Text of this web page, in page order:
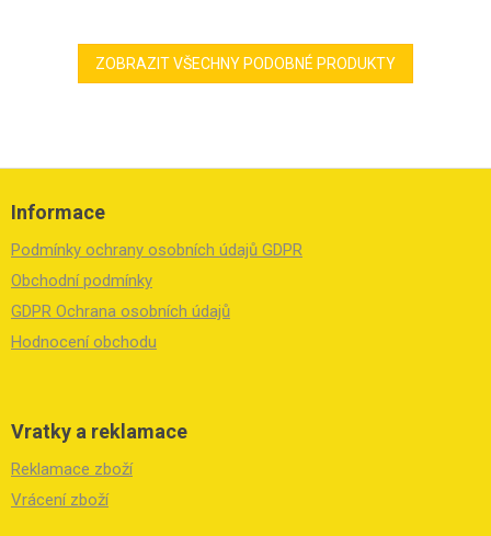
ZOBRAZIT VŠECHNY PODOBNÉ PRODUKTY
Z
Informace
Podmínky ochrany osobních údajů GDPR
Obchodní podmínky
GDPR Ochrana osobních údajů
Hodnocení obchodu
Vratky a reklamace
Reklamace zboží
Vrácení zboží